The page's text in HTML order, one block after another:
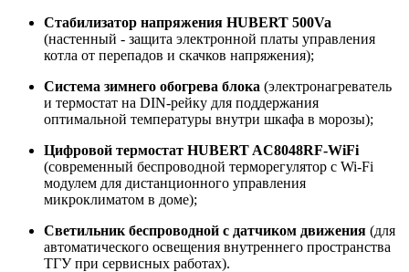
Стабилизатор напряжения HUBERT 500Va
(настенный - защита электронной платы управления
котла от перепадов и скачков напряжения);
Система зимнего обогрева блока (электронагреватель
и термостат на DIN-рейку для поддержания
оптимальной температуры внутри шкафа в морозы);
Цифровой термостат HUBERT AC8048RF-WiFi
(современный беспроводной терморегулятор с Wi-Fi
модулем для дистанционного управления
микроклиматом в доме);
Светильник беспроводной с датчиком движения (для
автоматического освещения внутреннего пространства
ТГУ при сервисных работах).